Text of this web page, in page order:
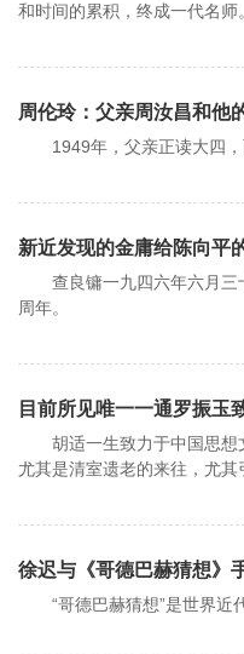
和时间的累积，终成一代名师。
周伦玲：父亲周汝昌和他
1949年，父亲正读大四，
新近发现的金庸给陈向平
查良镛一九四六年六月三
周年。
目前所见唯一一通罗振玉
胡适一生致力于中国思想
尤其是清室遗老的来往，尤其
徐迟与《哥德巴赫猜想》
“哥德巴赫猜想”是世界近代